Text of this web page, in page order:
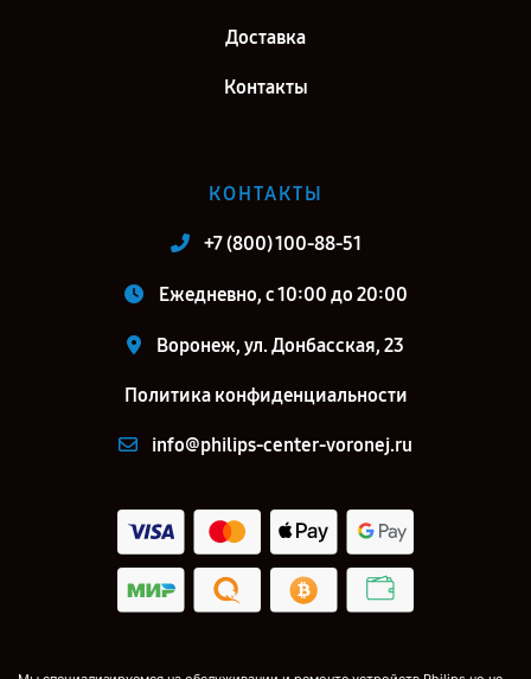
Доставка
Контакты
КОНТАКТЫ
+7 (800) 100-88-51
Ежедневно, с 10:00 до 20:00
Воронеж, ул. Донбасская, 23
Политика конфиденциальности
info@philips-center-voronej.ru